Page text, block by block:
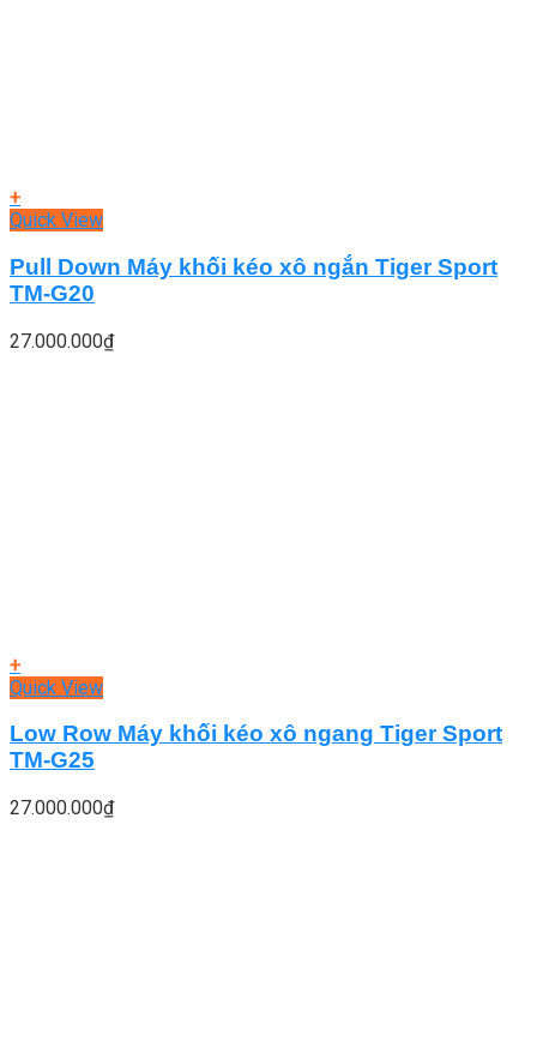
+
Quick View
Pull Down Máy khối kéo xô ngắn Tiger Sport
TM-G20
27.000.000₫
+
Quick View
Low Row Máy khối kéo xô ngang Tiger Sport
TM-G25
27.000.000₫